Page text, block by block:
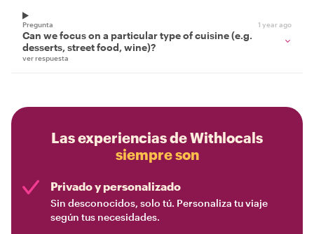
Pregunta 1 year ago
Can we focus on a particular type of cuisine (e.g.
desserts, street food, wine)?
ver respuesta
Las experiencias de Withlocals
siempre son
Privado y personalizado
Sin desconocidos, solo tú. Personaliza tu viaje
según tus necesidades.